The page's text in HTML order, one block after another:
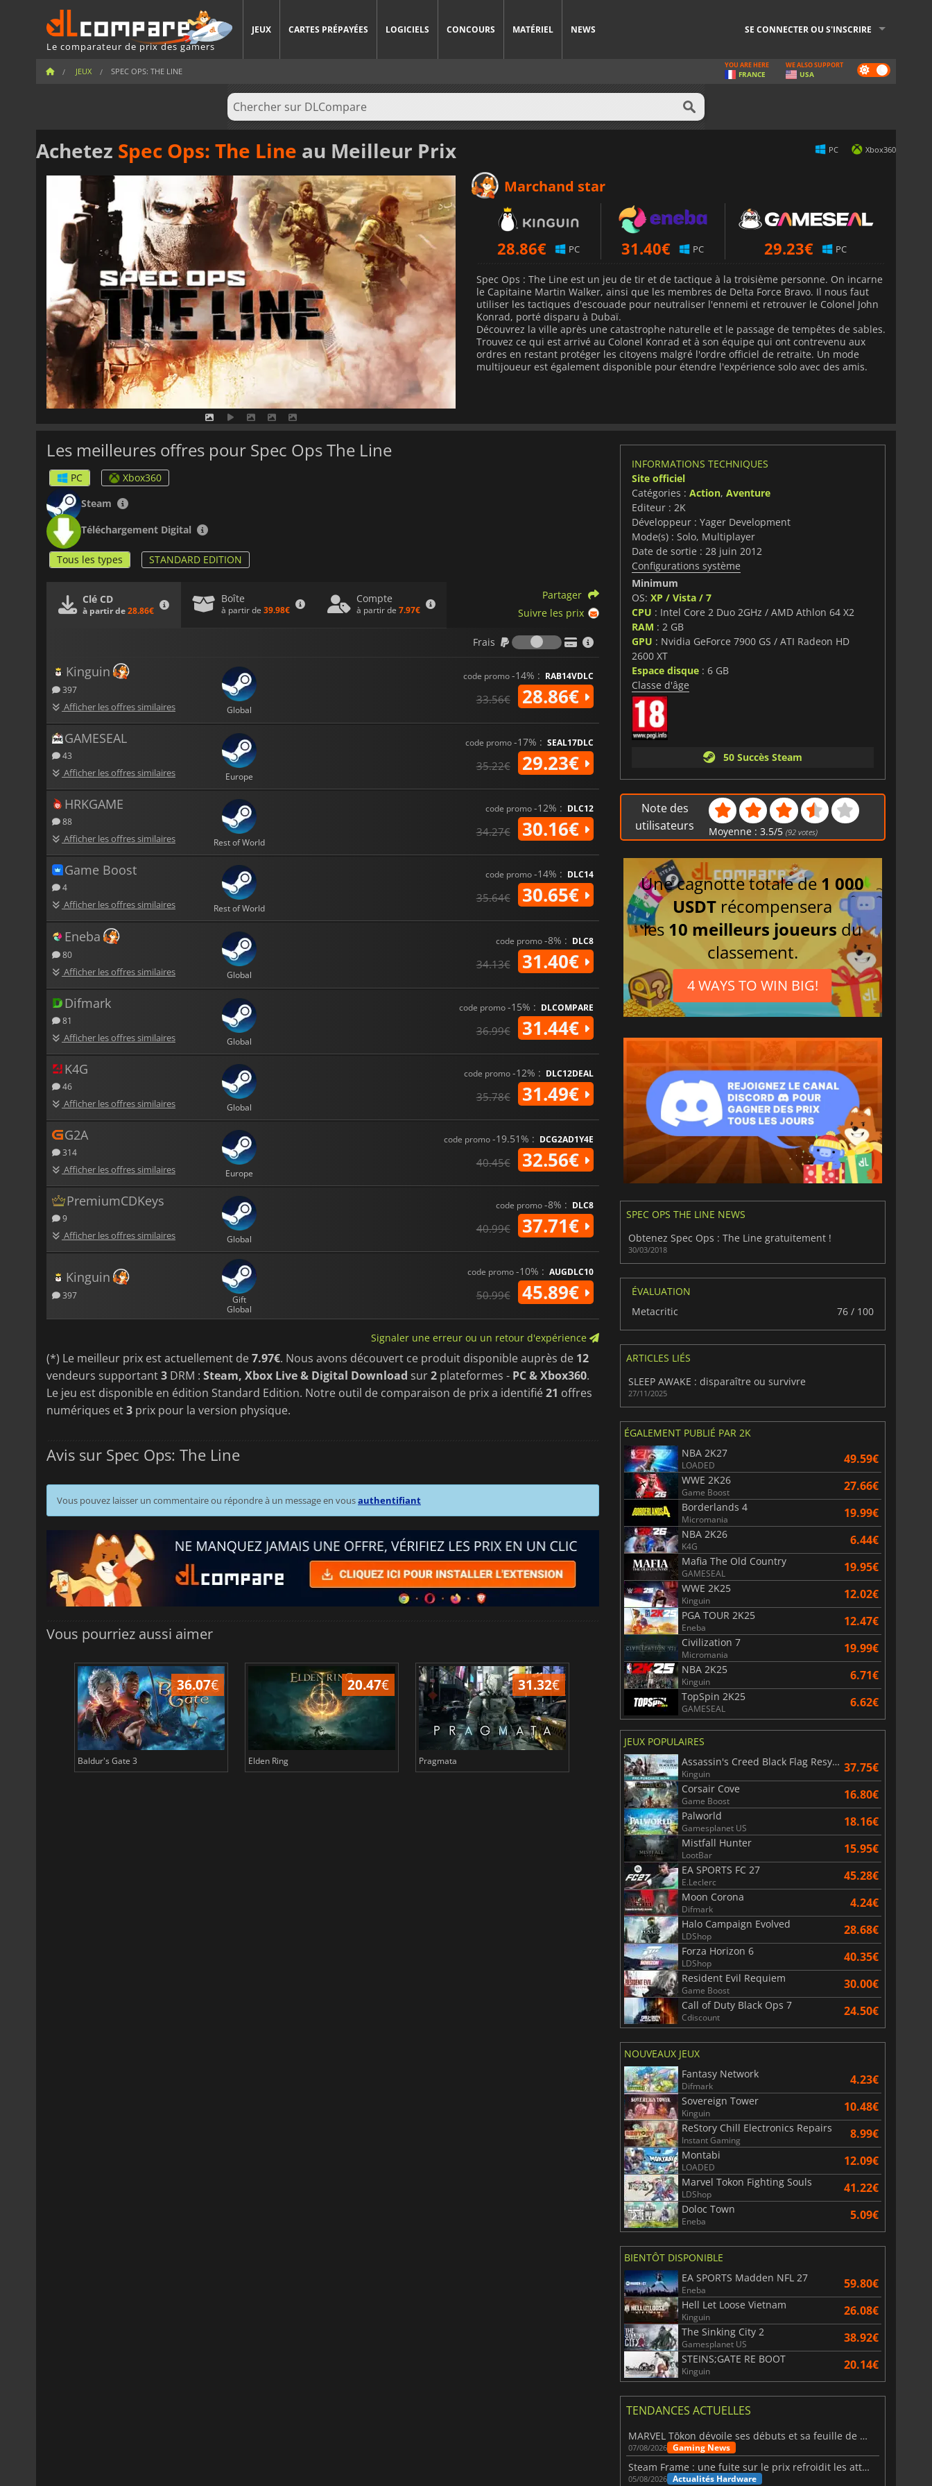
Le comparateur de prix des gamers
JEUX CARTES PRÉPAYÉES LOGICIELS CONCOURS MATÉRIEL NEWS SE CONNECTER OU S'INSCRIRE
JEUX SPEC OPS: THE LINE Dark
mode
YOU ARE HERE
FRANCE
WE ALSO SUPPORT
USA
Achetez Spec Ops: The Line au Meilleur Prix PC Xbox360
Marchand star
28.86€ PC 31.40€ PC 29.23€ PC
Spec Ops : The Line est un jeu de tir et de tactique à la troisième personne. On incarne
le Capitaine Martin Walker, ainsi que les membres de Delta Force Bravo. Il nous faut
utiliser les tactiques d'escouade pour neutraliser l'ennemi et retrouver le Colonel John
Konrad, porté disparu à Dubaï.
Découvrez la ville après une catastrophe naturelle et le passage de tempêtes de sables.
Trouvez ce qui est arrivé au Colonel Konrad et à son équipe qui ont contrevenu aux
ordres en restant protéger les citoyens malgré l'ordre officiel de retraite. Un mode
multijoueur est également disponible pour étendre l'expérience solo avec des amis.
Les meilleures offres pour Spec Ops The Line
PC
Xbox360
Steam
Téléchargement Digital
Tous les types STANDARD EDITION
Clé CD
à partir de28.86€
Boîte
à partir de 39.98€
Compte
à partir de 7.97€
Partager
Suivre les prix
Frais
Frais
Kinguin
397
Afficher les offres similaires Global
code promo-14% : RAB14VDLC
33.56€ 28.86€
GAMESEAL
43
Afficher les offres similaires Europe
code promo-17% : SEAL17DLC
35.22€ 29.23€
HRKGAME
88
Afficher les offres similaires Rest of World
code promo-12% : DLC12
34.27€ 30.16€
Game Boost
4
Afficher les offres similaires Rest of World
code promo-14% : DLC14
35.64€ 30.65€
Eneba
80
Afficher les offres similaires Global
code promo-8% : DLC8
34.13€ 31.40€
Difmark
81
Afficher les offres similaires Global
code promo-15% : DLCOMPARE
36.99€ 31.44€
K4G
46
Afficher les offres similaires Global
code promo-12% : DLC12DEAL
35.78€ 31.49€
G2A
314
Afficher les offres similaires Europe
code promo-19.51% : DCG2AD1Y4E
40.45€ 32.56€
PremiumCDKeys
9
Afficher les offres similaires Global
code promo-8% : DLC8
40.99€ 37.71€
Kinguin
397
Gift
Global
code promo-10% : AUGDLC10
50.99€ 45.89€
Signaler une erreur ou un retour d'expérience
(*) Le meilleur prix est actuellement de7.97€. Nous avons découvert ce produit disponible auprès de 12
vendeurs supportant3 DRM : Steam, Xbox Live & Digital Download sur2 plateformes - PC & Xbox360.
Le jeu est disponible en édition Standard Edition. Notre outil de comparaison de prix a identifié21 offres
numériques et3 prix pour la version physique.
Avis sur Spec Ops: The Line
Vous pouvez laisser un commentaire ou répondre à un message en vousauthentifiant
Vous pourriez aussi aimer
36.07€
Baldur's Gate 3
20.47€
Elden Ring
31.32€
Pragmata
6.75€
Total War WARHAMMER 3
15.48
Lies Of P
INFORMATIONS TECHNIQUES
Site officiel
Catégories : Action, Aventure
Editeur : 2K
Développeur : Yager Development
Mode(s) : Solo, Multiplayer
Date de sortie : 28 juin 2012
Configurations système
Minimum
OS: XP / Vista / 7
CPU : Intel Core 2 Duo 2GHz / AMD Athlon 64 X2
RAM : 2 GB
GPU : Nvidia GeForce 7900 GS / ATI Radeon HD
2600 XT
Espace disque: 6 GB
Classe d'âge
50 Succès Steam
Note des
utilisateurs
Moyenne :3.5/5 (92 votes)
Une cagnotte totale de 1 000
USDT récompensera
les 10 meilleurs joueurs du
classement.
4 WAYS TO WIN BIG!
SPEC OPS THE LINE NEWS
Obtenez Spec Ops : The Line gratuitement !
30/03/2018
ÉVALUATION
Metacritic
76 / 100
ARTICLES LIÉS
SLEEP AWAKE : disparaître ou survivre
27/11/2025
ÉGALEMENT PUBLIÉ PAR 2K
NBA 2K27
LOADED 49.59€
WWE 2K26
Game Boost 27.66€
Borderlands 4
Micromania 19.99€
NBA 2K26
K4G 6.44€
Mafia The Old Country
GAMESEAL 19.95€
WWE 2K25
Kinguin 12.02€
PGA TOUR 2K25
Eneba 12.47€
Civilization 7
Micromania 19.99€
NBA 2K25
Kinguin 6.71€
TopSpin 2K25
GAMESEAL 6.62€
JEUX POPULAIRES
Assassin's Creed Black Flag Resynced
Kinguin 37.75€
Corsair Cove
Game Boost 16.80€
Palworld
Gamesplanet US 18.16€
Mistfall Hunter
LootBar 15.95€
EA SPORTS FC 27
E.Leclerc 45.28€
Moon Corona
Difmark 4.24€
Halo Campaign Evolved
LDShop 28.68€
Forza Horizon 6
LDShop 40.35€
Resident Evil Requiem
Game Boost 30.00€
Call of Duty Black Ops 7
Cdiscount 24.50€
NOUVEAUX JEUX
Fantasy Network
Difmark 4.23€
Sovereign Tower
Kinguin 10.48€
ReStory Chill Electronics Repairs
Instant Gaming 8.99€
Montabi
LOADED 12.09€
Marvel Tokon Fighting Souls
LDShop 41.22€
Doloc Town
Eneba 5.09€
BIENTÔT DISPONIBLE
EA SPORTS Madden NFL 27
Eneba 59.80€
Hell Let Loose Vietnam
Kinguin 26.08€
The Sinking City 2
Gamesplanet US 38.92€
STEINS;GATE RE BOOT
Kinguin 20.14€
TENDANCES ACTUELLES
MARVEL Tōkon dévoile ses débuts et sa feuille de route
07/08/2026 Gaming News
Steam Frame : une fuite sur le prix refroidit les attentes VR
05/08/2026 Actualités Hardware